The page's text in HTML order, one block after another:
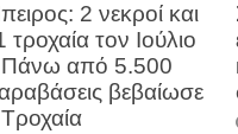
2 νεκροί και
τροχαία τον Ιούλιο
από 5.500
βεβαίωσε